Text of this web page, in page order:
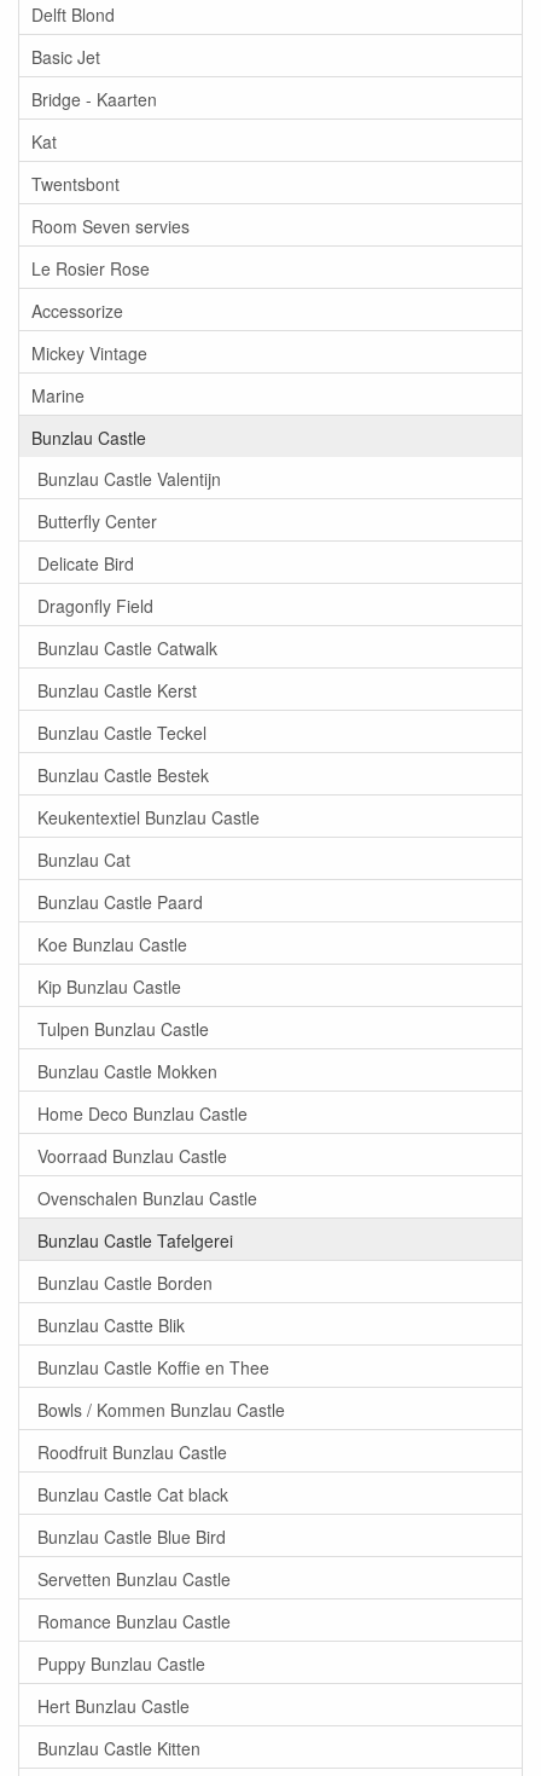
Delft Blond
Basic Jet
Bridge - Kaarten
Kat
Twentsbont
Room Seven servies
Le Rosier Rose
Accessorize
Mickey Vintage
Marine
Bunzlau Castle
Bunzlau Castle Valentijn
Butterfly Center
Delicate Bird
Dragonfly Field
Bunzlau Castle Catwalk
Bunzlau Castle Kerst
Bunzlau Castle Teckel
Bunzlau Castle Bestek
Keukentextiel Bunzlau Castle
Bunzlau Cat
Bunzlau Castle Paard
Koe Bunzlau Castle
Kip Bunzlau Castle
Tulpen Bunzlau Castle
Bunzlau Castle Mokken
Home Deco Bunzlau Castle
Voorraad Bunzlau Castle
Ovenschalen Bunzlau Castle
Bunzlau Castle Tafelgerei
Bunzlau Castle Borden
Bunzlau Castte Blik
Bunzlau Castle Koffie en Thee
Bowls / Kommen Bunzlau Castle
Roodfruit Bunzlau Castle
Bunzlau Castle Cat black
Bunzlau Castle Blue Bird
Servetten Bunzlau Castle
Romance Bunzlau Castle
Puppy Bunzlau Castle
Hert Bunzlau Castle
Bunzlau Castle Kitten